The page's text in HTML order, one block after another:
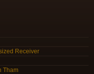
Receiver
Tham